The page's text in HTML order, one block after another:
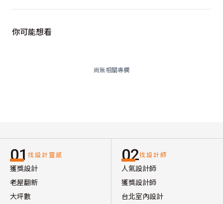
你可能想看
尚無相關專欄
01 找設計靈感
獲獎設計
老屋翻新
大坪數
02找設計師
人氣設計師
獲獎設計師
台北室內設計